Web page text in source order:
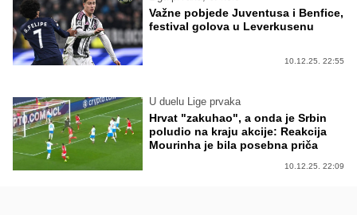
Važne pobjede Juventusa i Benfice,
festival golova u Leverkusenu
10.12.25. 22:55
U duelu Lige prvaka
Hrvat "zakuhao", a onda je Srbin
poludio na kraju akcije: Reakcija
Mourinha je bila posebna priča
10.12.25. 22:09